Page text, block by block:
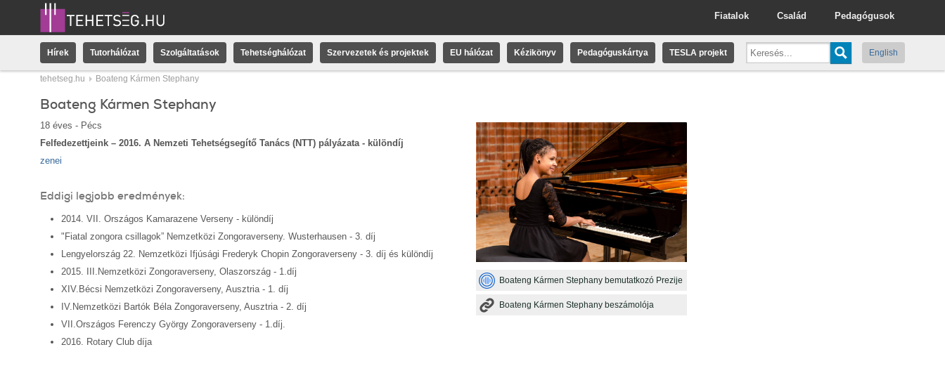
Pedagógusok
Család
Fiatalok
Hírek Tutorhálózat Szolgáltatások Tehetséghálózat Szervezetek és projektek EU hálózat Kézikönyv Pedagóguskártya TESLA projekt English
tehetseg.hu Boateng Kármen Stephany
Boateng Kármen Stephany
Boateng Kármen Stephany bemutatkozó Prezije
Boateng Kármen Stephany beszámolója
18 éves - Pécs
Felfedezettjeink – 2016. A Nemzeti Tehetségsegítő Tanács (NTT) pályázata - különdíj
zenei
Eddigi legjobb eredmények:
2014. VII. Országos Kamarazene Verseny - különdíj
"Fiatal zongora csillagok” Nemzetközi Zongoraverseny. Wusterhausen - 3. díj
Lengyelország 22. Nemzetközi Ifjúsági Frederyk Chopin Zongoraverseny - 3. díj és különdíj
2015. III.Nemzetközi Zongoraverseny, Olaszország - 1.díj
XIV.Bécsi Nemzetközi Zongoraverseny, Ausztria - 1. díj
IV.Nemzetközi Bartók Béla Zongoraverseny, Ausztria - 2. díj
VII.Országos Ferenczy György Zongoraverseny - 1.díj.
2016. Rotary Club díja